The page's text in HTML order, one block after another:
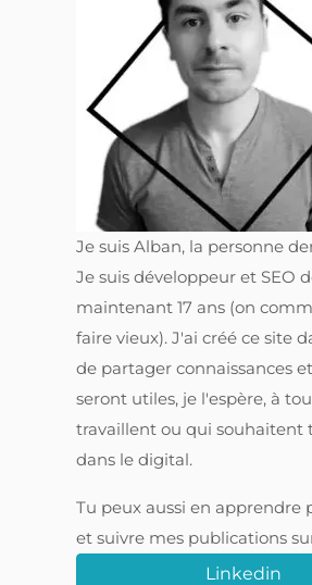
Je suis Alban, la personne
Je suis développeur et SEO
maintenant 17 ans (on
faire vieux). J'ai créé ce site
de partager connaissances
seront utiles, je l'espère, à
travaillent ou qui souhaitent
dans le digital.
Tu peux aussi en apprendre
et suivre mes publications
Linkedin